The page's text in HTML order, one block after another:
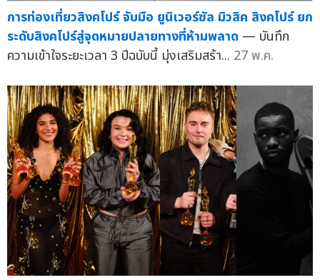
การท่องเที่ยวสิงคโปร์ จับมือ ยูนิเวอร์ซัล มิวสิค สิงคโปร์ ยก
ระดับสิงคโปร์สู่จุดหมายปลายทางที่ห้ามพลาด — บันทึก
ความเข้าใจระยะเวลา 3 ปีฉบับนี้ มุ่งเสริมสร้า... 27 พ.ค.